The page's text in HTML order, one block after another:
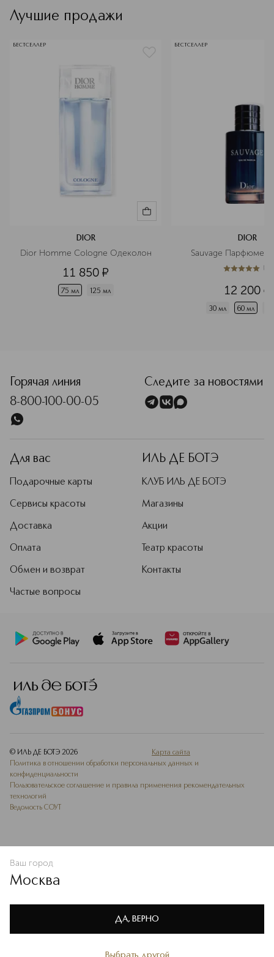
Политике конфиденциальности
эффект
артикул
Лучшие продажи
БЕСТСЕЛЛЕР
DIOR
Dior Homme Cologne Одеколон
11 850 ¤
75 мл 125 мл
БЕСТСЕЛЛЕР
DIOR
Sauvage
5из 51 (
12 200 ¤
30 мл 60 мл
В КОРЗИНУ
Горячая линия
8-800-100-00-05
Следите за новостями
Для вас
Подарочные карты
Сервисы красоты
Доставка
Оплата
Обмен и возврат
Частые вопросы
ИЛЬ ДЕ БОТЭ
КЛУБ ИЛЬ ДЕ БОТЭ
Магазины
Акции
Театр красоты
Контакты
© ИЛЬ ДЕ БОТЭ 2026
Карта сайта
Политика в отношении обработки персональных данных и
конфиденциальности
Пользовательское соглашение и правила применения рекомендательных
технологий
Ведомость СОУТ
Ваш город
Москва
Выбрать другой
ДА, ВЕРНО